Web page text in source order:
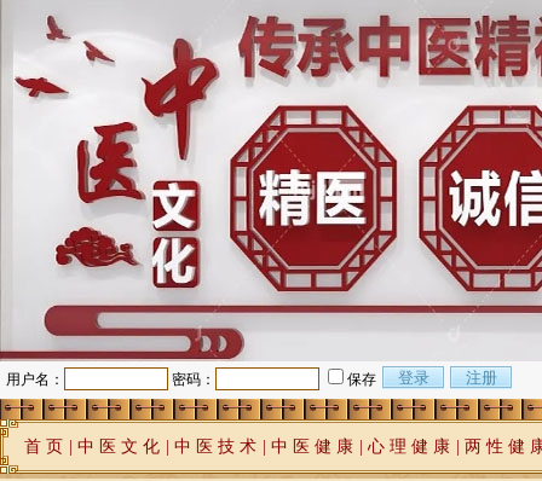
用户名： 密码： 保存
首 页 中 医 文 化 中 医 技 术 中 医 健 康 心 理 健 康 两 性 健